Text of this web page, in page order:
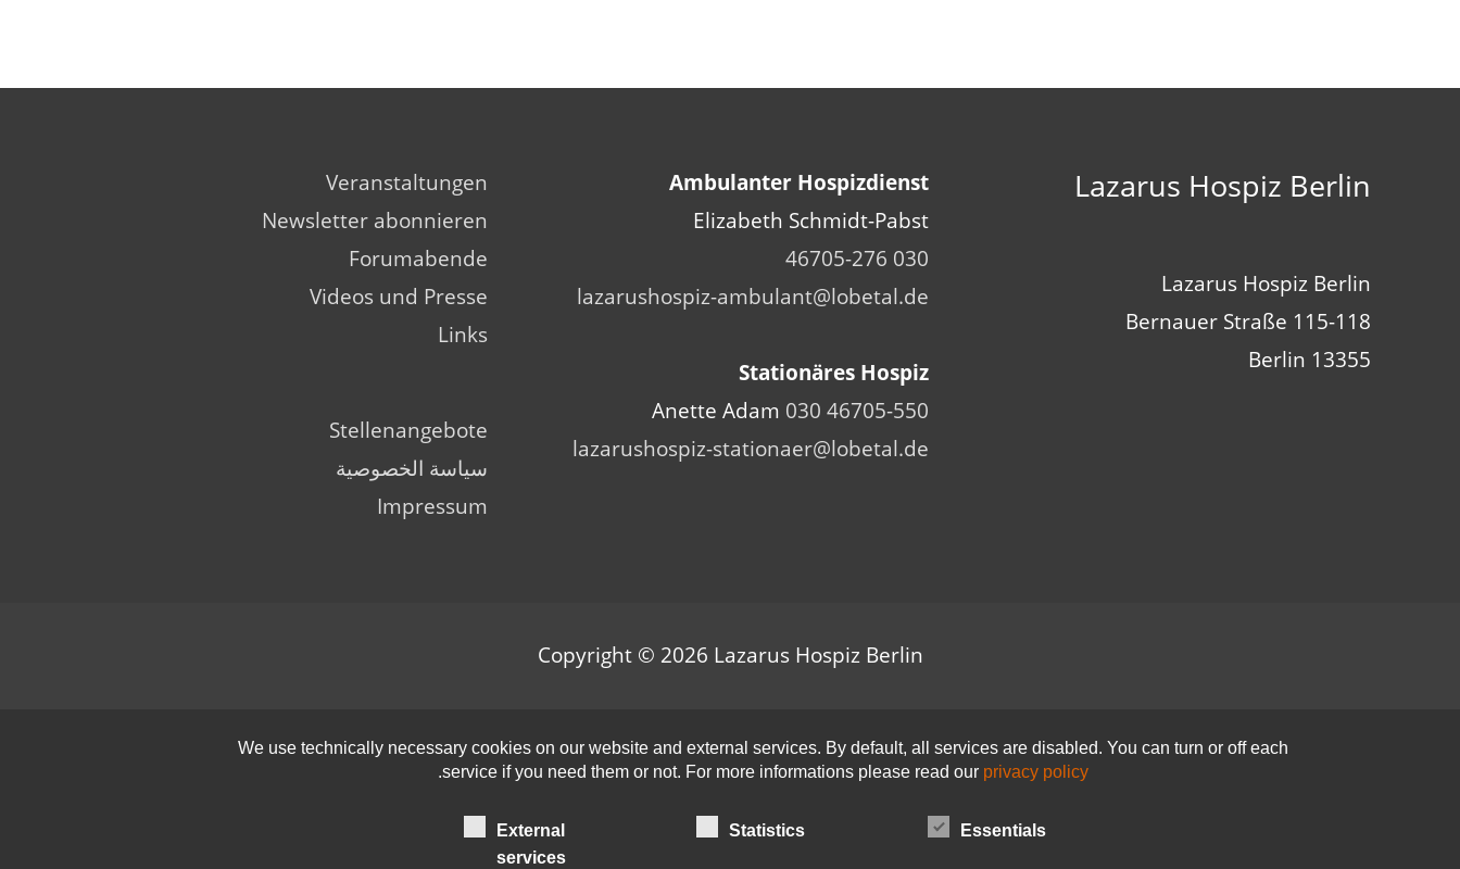
Lazarus Hospiz Berlin
Lazarus Hospiz Berlin
Bernauer Straße 115-118
13355 Berlin
Ambulanter Hospizdienst
Elizabeth Schmidt-Pabst
030 46705-276
lazarushospiz-ambulant@lobetal.de
Stationäres Hospiz
Anette Adam 030 46705-550
lazarushospiz-stationaer@lobetal.de
Veranstaltungen
Newsletter abonnieren
Forumabende
Videos und Presse
Links
Stellenangebote
سياسة الخصوصية
Impressum
Copyright © 2026 Lazarus Hospiz Berlin
We use technically necessary cookies on our website and external services. By default, all services are disabled. You can turn or off each
service if you need them or not. For more informations please read our privacy policy
.
Essentials
Statistics
External
services